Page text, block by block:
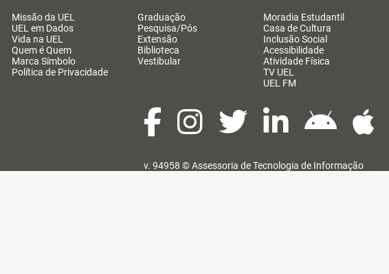
Missão da UEL
UEL em Dados
Vida na UEL
Quem é Quem
Marca Símbolo
Política de Privacidade
Graduação
Pesquisa/Pós
Extensão
Biblioteca
Vestibular
Moradia Estudantil
Casa de Cultura
Inclusão Social
Acessibilidade
Atividade Física
TV UEL
UEL FM
v. 94958 ©Assessoria de Tecnologia de Informação